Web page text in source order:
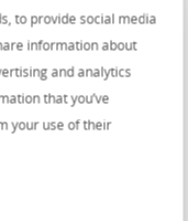
to provide social media
information about
and analytics
that you’ve
your use of their
sector. Na
Amsterdam en
loopbaan bij
van Exporo,
hij actief als